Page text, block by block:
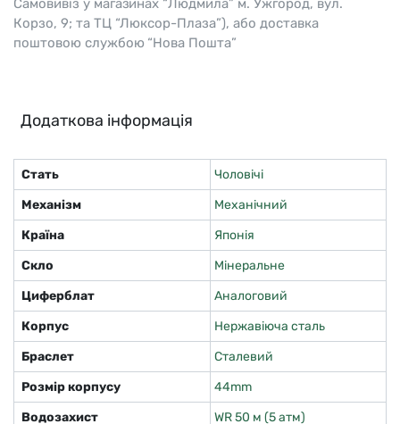
Самовивіз у магазинах “Людмила” м. Ужгород, вул.
Корзо, 9; та ТЦ “Люксор-Плаза”), або доставка
поштовою службою “Нова Пошта”
Додаткова інформація
Стать
Чоловічі
Механізм
Механічний
Країна
Японія
Скло
Мінеральне
Циферблат
Аналоговий
Корпус
Нержавіюча сталь
Браслет
Сталевий
Розмір корпусу
44mm
Водозахист
WR 50 м (5 атм)